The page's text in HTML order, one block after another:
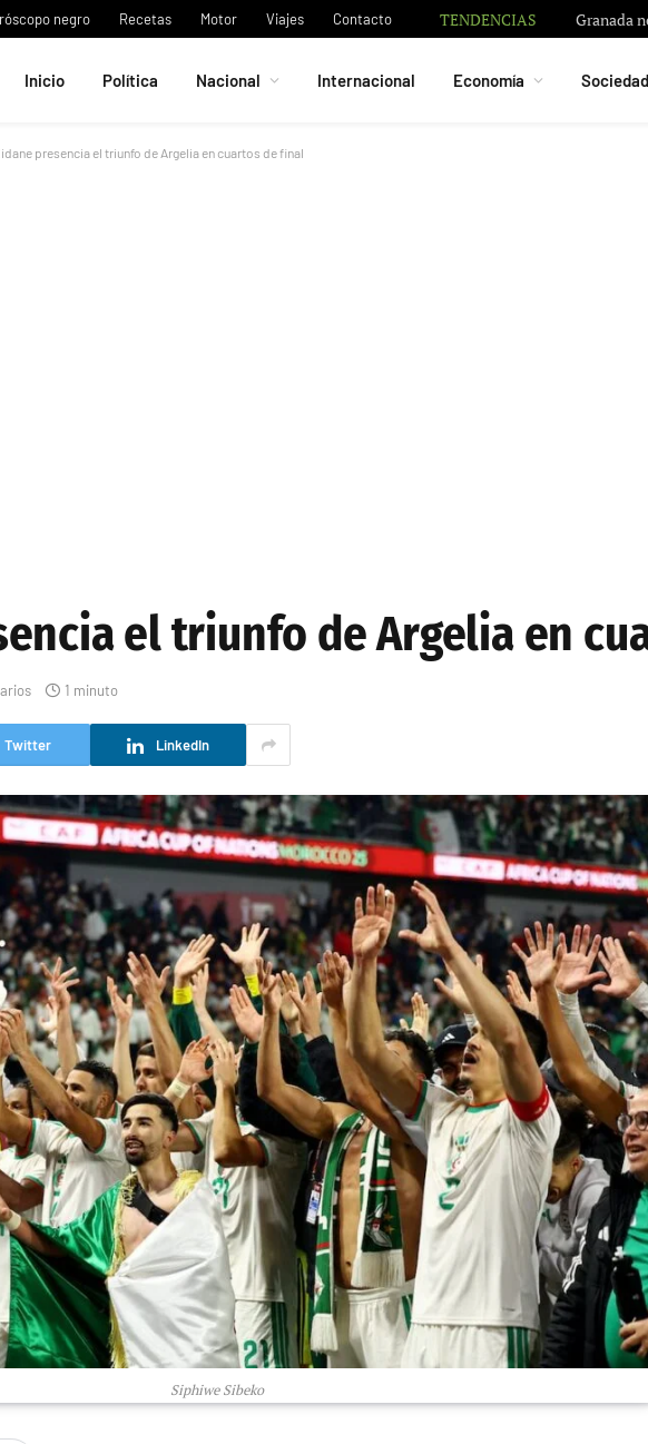
negro Recetas Motor Viajes Contacto TENDENCIAS Naïve
Inicio Política Nacional Internacional Economía Sociedad
presencia el triunfo de Argelia en cuartos de final
el triunfo de Argelia en
1 minuto
Twitter LinkedIn
Siphiwe Sibeko